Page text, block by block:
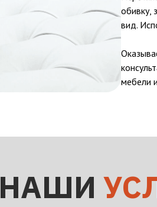
обивку,
вид.
мебели
НАШИ